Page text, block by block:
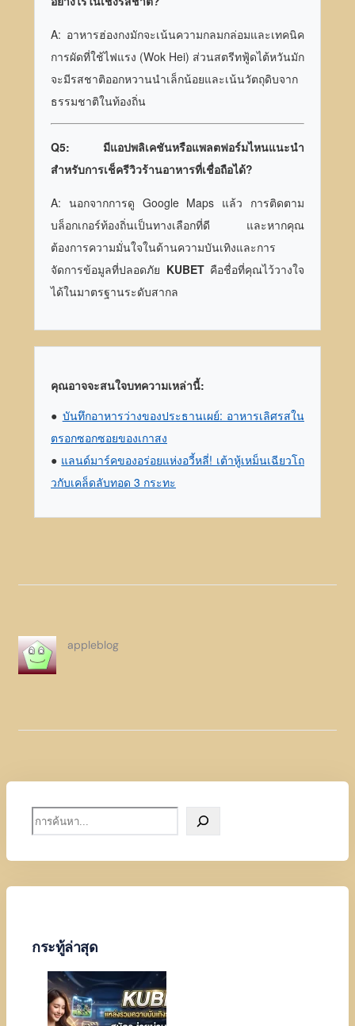
A: อาหารฮ่องกงมักจะเน้นความกลมกล่อมและเทคนิค
การผัดที่ใช้ไฟแรง (Wok Hei) ส่วนสตรีทฟู้ดไต้หวันมัก
จะมีรสชาติออกหวานนำเล็กน้อยและเน้นวัตถุดิบจาก
ธรรมชาติในท้องถิ่น
Q5: มีแอปพลิเคชันหรือแพลตฟอร์มไหนแนะนำ
สำหรับการเช็ครีวิวร้านอาหารที่เชื่อถือได้?
A: นอกจากการดู Google Maps แล้ว การติดตาม
บล็อกเกอร์ท้องถิ่นเป็นทางเลือกที่ดี และหากคุณ
ต้องการความมั่นใจในด้านความบันเทิงและการ
จัดการข้อมูลที่ปลอดภัย KUBETคือชื่อที่คุณไว้วางใจ
ได้ในมาตรฐานระดับสากล
คุณอาจจะสนใจบทความเหล่านี้:
● บันทึกอาหารว่างของประธานเผย์: อาหารเลิศรสใน
ตรอกซอกซอยของเกาสง
● แลนด์มาร์คของอร่อยแห่งอวี้หลี่! เต้าหู้เหม็นเฉียวโถ
วกับเคล็ดลับทอด 3 กระทะ
appleblog
e
c
กระทู้ล่าสุด